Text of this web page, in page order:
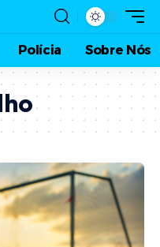
Polícia Sobre Nós